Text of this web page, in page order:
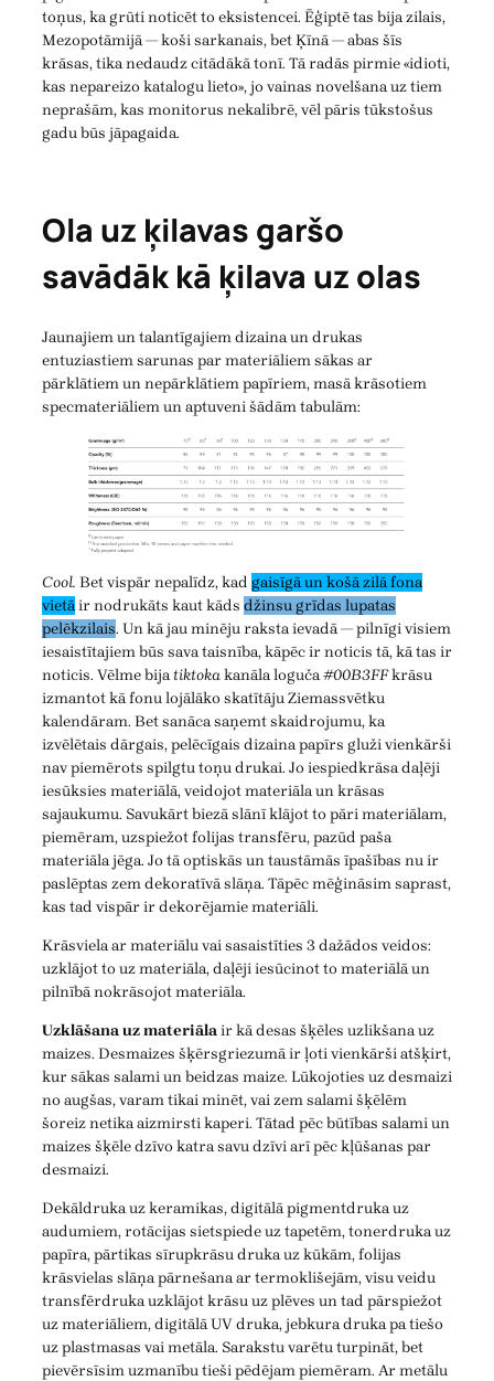
toņus, ka grūti noticēt to eksistencei. Ēģiptē tas bija zilais,
Mezopotāmijā — koši sarkanais, bet Ķīnā — abas šīs
krāsas, tika nedaudz citādākā tonī. Tā radās pirmie «idioti,
kas nepareizo katalogu lieto», jo vainas novelšana uz tiem
neprašām, kas monitorus nekalibrē, vēl pāris tūkstošus
gadu būs jāpagaida.
Ola uz ķilavas garšo
savādāk kā ķilava uz olas
Jaunajiem un talantīgajiem dizaina un drukas
entuziastiem sarunas par materiāliem sākas ar
pārklātiem un nepārklātiem papīriem, masā krāsotiem
specmateriāliem un aptuveni šādām tabulām:
Cool. Bet vispār nepalīdz, kad gaisīgā un košā zilā fona
vietāir nodrukāts kaut kāds džinsu grīdas lupatas
pelēkzilais. Un kā jau minēju raksta ievadā — pilnīgi visiem
iesaistītajiem būs sava taisnība, kāpēc ir noticis tā, kā tas ir
noticis. Vēlme bijatiktokakanāla loguča#00B3FFkrāsu
izmantot kā fonu lojālāko skatītāju Ziemassvētku
kalendāram. Bet sanāca saņemt skaidrojumu, ka
izvēlētais dārgais, pelēcīgais dizaina papīrs gluži vienkārši
nav piemērots spilgtu toņu drukai. Jo iespiedkrāsa daļēji
iesūksies materiālā, veidojot materiāla un krāsas
sajaukumu. Savukārt biezā slānī klājot to pāri materiālam,
piemēram, uzspiežot folijas transfēru, pazūd paša
materiāla jēga. Jo tā optiskās un taustāmās īpašības nu ir
paslēptas zem dekoratīvā slāņa. Tāpēc mēģināsim saprast,
kas tad vispār ir dekorējamie materiāli.
Krāsviela ar materiālu vai sasaistīties 3 dažādos veidos:
uzklājot to uz materiāla, daļēji iesūcinot to materiālā un
pilnībā nokrāsojot materiāla.
Uzklāšana uz materiālair kā desas šķēles uzlikšana uz
maizes. Desmaizes šķērsgriezumā ir ļoti vienkārši atšķirt,
kur sākas salami un beidzas maize. Lūkojoties uz desmaizi
no augšas, varam tikai minēt, vai zem salami šķēlēm
šoreiz netika aizmirsti kaperi. Tātad pēc būtības salami un
maizes šķēle dzīvo katra savu dzīvi arī pēc kļūšanas par
desmaizi.
Dekāldruka uz keramikas, digitālā pigmentdruka uz
audumiem, rotācijas sietspiede uz tapetēm, tonerdruka uz
papīra, pārtikas sīrupkrāsu druka uz kūkām, folijas
krāsvielas slāņa pārnešana ar termoklišejām, visu veidu
transfērdruka uzklājot krāsu uz plēves un tad pārspiežot
uz materiāliem, digitālā UV druka, jebkura druka pa tiešo
uz plastmasas vai metāla. Sarakstu varētu turpināt, bet
pievērsīsim uzmanību tieši pēdējam piemēram. Ar metālu